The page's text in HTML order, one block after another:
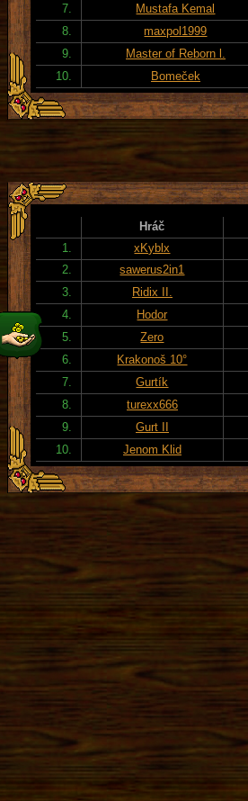
7.
Mustafa Kemal
8.
maxpol1999
9.
Master of Reborn l.
10.
Bomeček
Hráč
1.
xKyblx
2.
sawerus2in1
3.
Ridix II.
4.
Hodor
5.
Zero
6.
Krakonoš 10°
7.
Gurtík
8.
turexx666
9.
Gurt II
10.
Jenom Klid